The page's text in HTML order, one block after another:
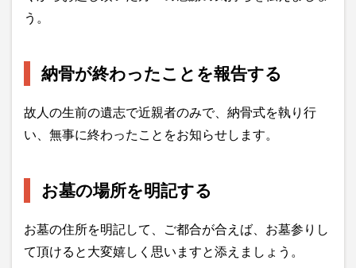
う。
納骨が終わったことを報告する
故人の生前の遺志で近親者のみで、納骨式を執り行
い、無事に終わったことをお知らせします。
お墓の場所を明記する
お墓の住所を明記して、ご都合が合えば、お墓参りし
て頂けると大変嬉しく思いますと添えましょう。